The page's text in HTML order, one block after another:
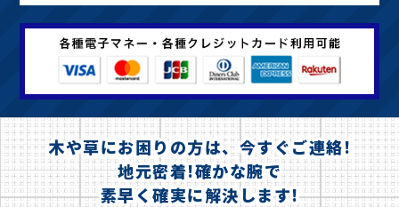
木や草にお困りの方は、今すぐご連絡!
地元密着!確かな腕で
素早く確実に解決します!